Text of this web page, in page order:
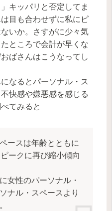
キッパリと否定してま
目も合わせずに私にピ
いか。さすがに少々気
ところで会計が早くな
ばさんはこうなってし
なるとパーソナル・ス
快感や嫌悪感を感じる
てみると
ースは年齢とともに
ークに再び縮小傾向
女性のパーソナル・
ナル・スペースより